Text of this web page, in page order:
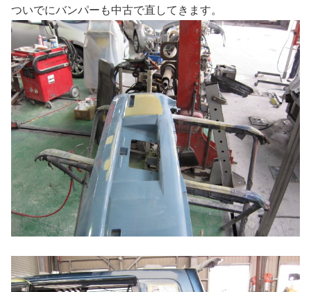
ついでにバンパーも中古で直してきます。